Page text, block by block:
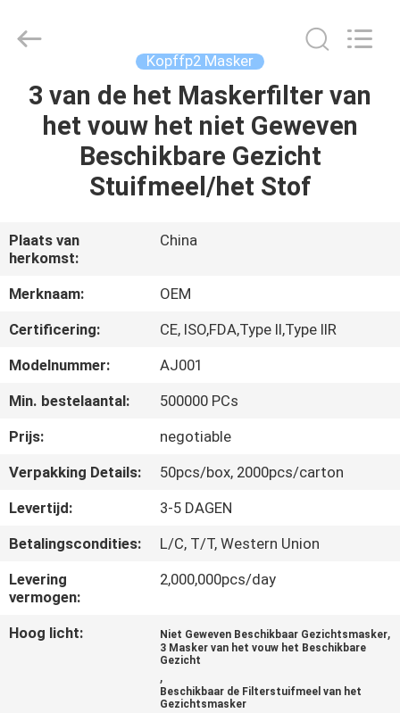
HUIS
PRODUCTEN
ONS
FABRIEKSREIS
KWALITEITSCONTROLE
CONTACTEER
ONS
NIEUWS
VERZOEK
OM EEN
CITAAT
PRODUCTS
CO.,LTD(WUHAN
Reserved.
Kopffp2 Masker
3 van de het Maskerfilter van
het vouw het niet Geweven
Beschikbare Gezicht
Stuifmeel/het Stof
Plaats van
herkomst:
China
Merknaam:
OEM
Certificering:
CE, ISO,FDA,Type II,Type IIR
Modelnummer:
AJ001
Min. bestelaantal:
500000 PCs
Prijs:
negotiable
Verpakking Details:
50pcs/box, 2000pcs/carton
Levertijd:
3-5 DAGEN
Betalingscondities:
L/C, T/T, Western Union
Levering
vermogen:
2,000,000pcs/day
Hoog licht: Niet Geweven Beschikbaar Gezichtsmasker,
3 Masker van het vouw het Beschikbare
Gezicht
,
Beschikbaar de Filterstuifmeel van het
Gezichtsmasker